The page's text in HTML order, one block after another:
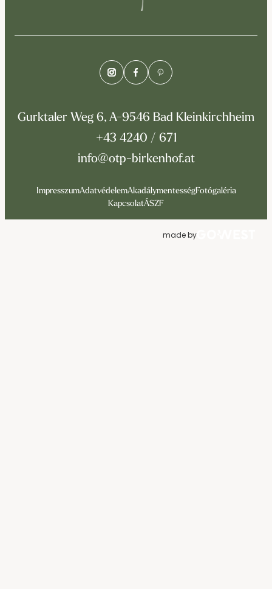
Gurktaler Weg 6, A-9546 Bad Kleinkirchheim
+43 4240 / 671
info@otp-birkenhof.at
ImpresszumAdatvédelemAkadálymentességFotógaléria
KapcsolatÁSZF
made by